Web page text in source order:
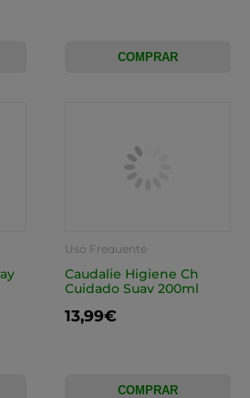
COMPRAR
Uso Frequente
Caudalie Higiene Ch
Cuidado Suav 200ml
13,99€
COMPRAR